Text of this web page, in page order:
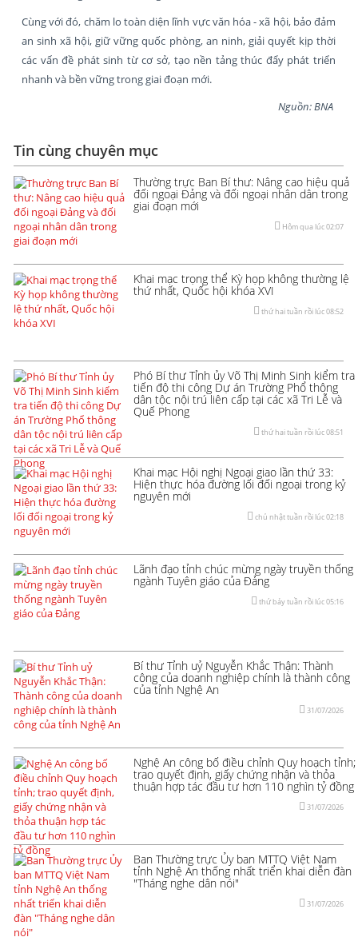
Cùng với đó, chăm lo toàn diện lĩnh vực văn hóa - xã hội, bảo đảm
an sinh xã hội, giữ vững quốc phòng, an ninh, giải quyết kịp thời
các vấn đề phát sinh từ cơ sở, tạo nền tảng thúc đẩy phát triển
nhanh và bền vững trong giai đoạn mới.
Nguồn: BNA
Tin cùng chuyên mục
Thường trực Ban Bí thư: Nâng cao hiệu quả
đối ngoại Đảng và đối ngoại nhân dân trong
giai đoạn mới
Hôm qua lúc 02:07
Khai mạc trọng thể Kỳ họp không thường lệ
thứ nhất, Quốc hội khóa XVI
thứ hai tuần rồi lúc 08:52
Phó Bí thư Tỉnh ủy Võ Thị Minh Sinh kiểm tra
tiến độ thi công Dự án Trường Phổ thông
dân tộc nội trú liên cấp tại các xã Tri Lễ và
Quế Phong
thứ hai tuần rồi lúc 08:51
Khai mạc Hội nghị Ngoại giao lần thứ 33:
Hiện thực hóa đường lối đối ngoại trong kỷ
nguyên mới
chủ nhật tuần rồi lúc 02:18
Lãnh đạo tỉnh chúc mừng ngày truyền thống
ngành Tuyên giáo của Đảng
thứ bảy tuần rồi lúc 05:16
Bí thư Tỉnh uỷ Nguyễn Khắc Thận: Thành
công của doanh nghiệp chính là thành công
của tỉnh Nghệ An
31/07/2026
Nghệ An công bố điều chỉnh Quy hoạch tỉnh;
trao quyết định, giấy chứng nhận và thỏa
thuận hợp tác đầu tư hơn 110 nghìn tỷ đồng
31/07/2026
Ban Thường trực Ủy ban MTTQ Việt Nam
tỉnh Nghệ An thống nhất triển khai diễn đàn
"Tháng nghe dân nói"
31/07/2026